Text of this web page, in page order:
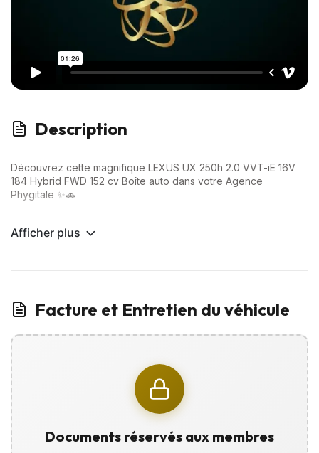
Description
Découvrez cette magnifique LEXUS UX 250h 2.0 VVT-iE 16V
184 Hybrid FWD 152 cv Boîte auto dans votre Agence
Phygitale ✨🚗
✅ Climatisation automatique
✅ Boite automatique
📲 VISITE VIRTUELLE disponible sur WhatsApp :
Visualisez votre futur véhicule sous tous ses angles grâce à
des photos, vidéos, et recevez
l’historique d’entretien directement sur votre téléphone, sans
vous déplacer !
Extérieur et Châssis
Afficher plus
Facture et Entretien du véhicule
Documents réservés aux membres